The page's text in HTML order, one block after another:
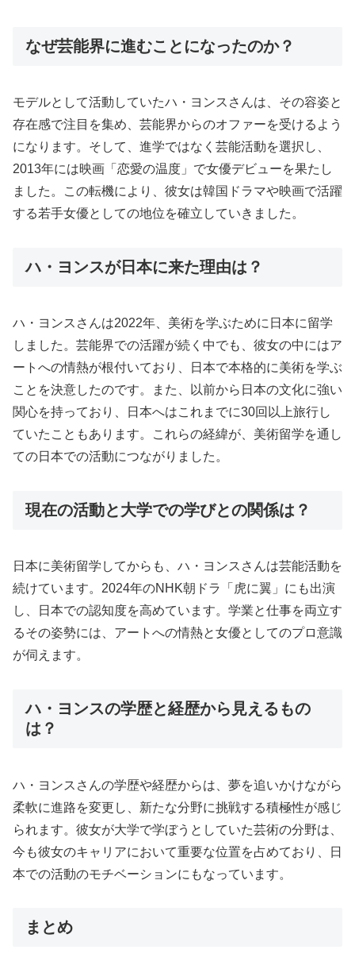
なぜ芸能界に進むことになったのか？
モデルとして活動していたハ・ヨンスさんは、その容姿と
存在感で注目を集め、芸能界からのオファーを受けるよう
になります。そして、進学ではなく芸能活動を選択し、
2013年には映画「恋愛の温度」で女優デビューを果たし
ました。この転機により、彼女は韓国ドラマや映画で活躍
する若手女優としての地位を確立していきました。
ハ・ヨンスが日本に来た理由は？
ハ・ヨンスさんは2022年、美術を学ぶために日本に留学
しました。芸能界での活躍が続く中でも、彼女の中にはア
ートへの情熱が根付いており、日本で本格的に美術を学ぶ
ことを決意したのです。また、以前から日本の文化に強い
関心を持っており、日本へはこれまでに30回以上旅行し
ていたこともあります。これらの経緯が、美術留学を通し
ての日本での活動につながりました。
現在の活動と大学での学びとの関係は？
日本に美術留学してからも、ハ・ヨンスさんは芸能活動を
続けています。2024年のNHK朝ドラ「虎に翼」にも出演
し、日本での認知度を高めています。学業と仕事を両立す
るその姿勢には、アートへの情熱と女優としてのプロ意識
が伺えます。
ハ・ヨンスの学歴と経歴から見えるもの
は？
ハ・ヨンスさんの学歴や経歴からは、夢を追いかけながら
柔軟に進路を変更し、新たな分野に挑戦する積極性が感じ
られます。彼女が大学で学ぼうとしていた芸術の分野は、
今も彼女のキャリアにおいて重要な位置を占めており、日
本での活動のモチベーションにもなっています。
まとめ